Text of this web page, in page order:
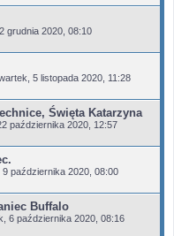
grudnia 2020, 08:10
5 listopada 2020, 11:28
Święta Katarzyna
października 2020, 12:57
9 października 2020, 08:00
Buffalo
6 października 2020, 08:16